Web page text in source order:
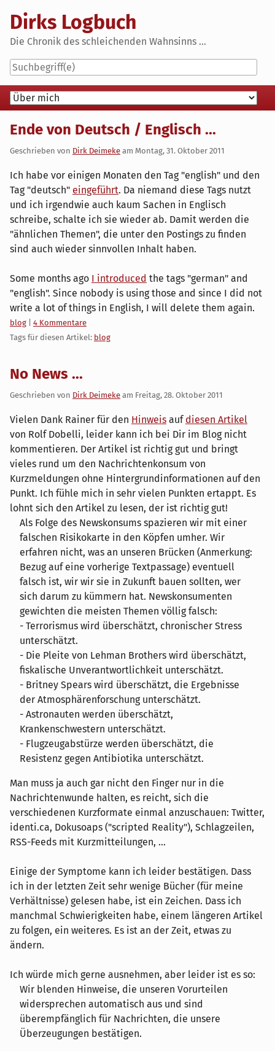
content
Dirks Logbuch
Die Chronik des schleichenden Wahnsinns ...
Navigation
Ende von Deutsch / Englisch ...
Geschrieben von Dirk Deimeke am Montag, 31. Oktober 2011
Ich habe vor einigen Monaten den Tag "english" und den
Tag "deutsch" eingeführt. Da niemand diese Tags nutzt
und ich irgendwie auch kaum Sachen in Englisch
schreibe, schalte ich sie wieder ab. Damit werden die
"ähnlichen Themen", die unter den Postings zu finden
sind auch wieder sinnvollen Inhalt haben.
Some months ago I introduced the tags "german" and
"english". Since nobody is using those and since I did not
write a lot of things in English, I will delete them again.
Kategorien:
blog
4 Kommentare
Tags für diesen Artikel: blog
No News ...
Geschrieben von Dirk Deimeke am Freitag, 28. Oktober 2011
Vielen Dank Rainer für den Hinweis aufdiesen Artikel
von Rolf Dobelli, leider kann ich bei Dir im Blog nicht
kommentieren. Der Artikel ist richtig gut und bringt
vieles rund um den Nachrichtenkonsum von
Kurzmeldungen ohne Hintergrundinformationen auf den
Punkt. Ich fühle mich in sehr vielen Punkten ertappt. Es
lohnt sich den Artikel zu lesen, der ist richtig gut!
Als Folge des Newskonsums spazieren wir mit einer
falschen Risikokarte in den Köpfen umher. Wir
erfahren nicht, was an unseren Brücken (Anmerkung:
Bezug auf eine vorherige Textpassage) eventuell
falsch ist, wir wir sie in Zukunft bauen sollten, wer
sich darum zu kümmern hat. Newskonsumenten
gewichten die meisten Themen völlig falsch:
- Terrorismus wird überschätzt, chronischer Stress
unterschätzt.
- Die Pleite von Lehman Brothers wird überschätzt,
fiskalische Unverantwortlichkeit unterschätzt.
- Britney Spears wird überschätzt, die Ergebnisse
der Atmosphärenforschung unterschätzt.
- Astronauten werden überschätzt,
Krankenschwestern unterschätzt.
- Flugzeugabstürze werden überschätzt, die
Resistenz gegen Antibiotika unterschätzt.
Man muss ja auch gar nicht den Finger nur in die
Nachrichtenwunde halten, es reicht, sich die
verschiedenen Kurzformate einmal anzuschauen: Twitter,
identi.ca, Dokusoaps ("scripted Reality"), Schlagzeilen,
RSS-Feeds mit Kurzmitteilungen, ...
Einige der Symptome kann ich leider bestätigen. Dass
ich in der letzten Zeit sehr wenige Bücher (für meine
Verhältnisse) gelesen habe, ist ein Zeichen. Dass ich
manchmal Schwierigkeiten habe, einem längeren Artikel
zu folgen, ein weiteres. Es ist an der Zeit, etwas zu
ändern.
Ich würde mich gerne ausnehmen, aber leider ist es so:
Wir blenden Hinweise, die unseren Vorurteilen
widersprechen automatisch aus und sind
überempfänglich für Nachrichten, die unsere
Überzeugungen bestätigen.